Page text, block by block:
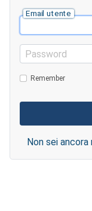
Email utente
Password
Remember
Non sei